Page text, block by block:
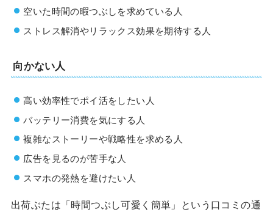
空いた時間の暇つぶしを求めている人
ストレス解消やリラックス効果を期待する人
向かない人
高い効率性でポイ活をしたい人
バッテリー消費を気にする人
複雑なストーリーや戦略性を求める人
広告を見るのが苦手な人
スマホの発熱を避けたい人
出荷ぶたは「時間つぶし可愛く簡単」という口コミの通